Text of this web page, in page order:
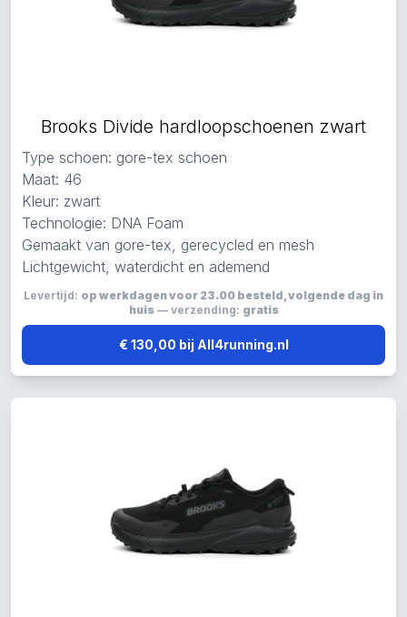
Brooks Divide hardloopschoenen zwart
Type schoen: gore-tex schoen
Maat: 46
Kleur: zwart
Technologie: DNA Foam
Gemaakt van gore-tex, gerecycled en mesh
Lichtgewicht, waterdicht en ademend
Levertijd: op werkdagen voor 23.00 besteld, volgende dag in
huis— verzending: gratis
€ 130,00 bij All4running.nl